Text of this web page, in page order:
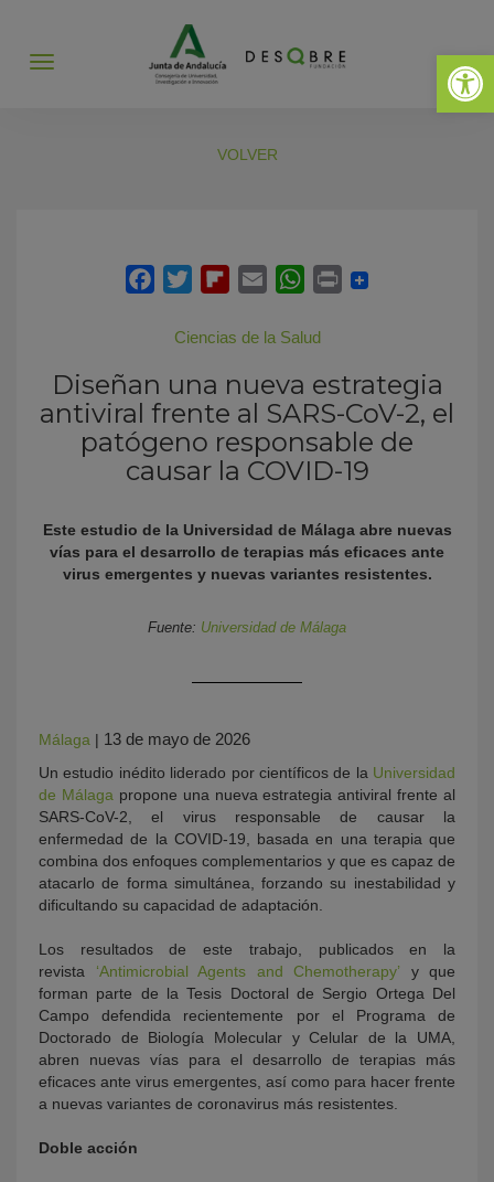
Abrir
Abrir
VOLVER
Ciencias de la Salud
Diseñan una nueva estrategia
antiviral frente al SARS-CoV-2, el
patógeno responsable de
causar la COVID-19
Este estudio de la Universidad de Málaga abre nuevas
vías para el desarrollo de terapias más eficaces ante
virus emergentes y nuevas variantes resistentes.
Fuente: Universidad de Málaga
Málaga | 13 de mayo de 2026
Un estudio inédito liderado por científicos de la Universidad
de Málaga propone una nueva estrategia antiviral frente al
SARS-CoV-2, el virus responsable de causar la
enfermedad de la COVID-19, basada en una terapia que
combina dos enfoques complementarios y que es capaz de
atacarlo de forma simultánea, forzando su inestabilidad y
dificultando su capacidad de adaptación.
Los resultados de este trabajo, publicados en la
revista ‘Antimicrobial Agents and Chemotherapy’ y que
forman parte de la Tesis Doctoral de Sergio Ortega Del
Campo defendida recientemente por el Programa de
Doctorado de Biología Molecular y Celular de la UMA,
abren nuevas vías para el desarrollo de terapias más
eficaces ante virus emergentes, así como para hacer frente
a nuevas variantes de coronavirus más resistentes.
Doble acción